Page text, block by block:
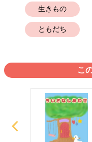
生きもの
ともだち
こ